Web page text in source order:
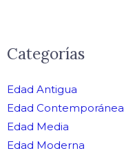
Categorías
Edad Antigua
Edad Contemporánea
Edad Media
Edad Moderna